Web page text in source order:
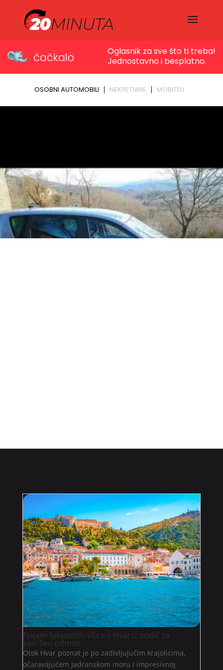
Najam luksuznih vila na Hvaru: vodič za
savršen odmor
Otok Hvar poznat je po zadivljujućim krajolicima,
očaravajućem Jadranskom moru i impresivnoj